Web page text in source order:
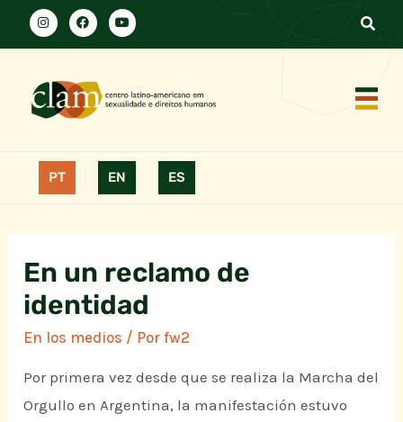
PT EN ES
En un reclamo de
identidad
En los medios / Porfw2
Por primera vez desde que se realiza la Marcha del
Orgullo en Argentina, la manifestación estuvo